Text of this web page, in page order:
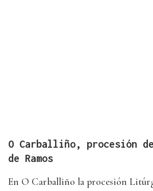
O Carballiño, procesión
de Ramos
En O Carballiño la procesión